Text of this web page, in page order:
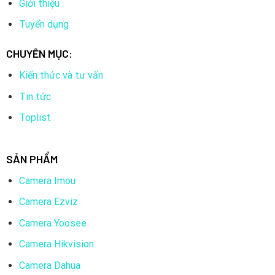
2019: Yoosee trở thành một trong những thương hiệu
camera giám sát phổ biến nhất tại Việt Nam
2020: Yoosee tiếp tục mở rộng thị trường sang các quốc
3.Thông số kỹ thuật nổi bật của Camera Yoosee
Giới thiệu
Tuyển dụng
CHUYÊN MỤC:
Kiến thức và tư vấn
Tin tức
Toplist
SẢN PHẨM
Camera Imou
Camera Ezviz
Camera Yoosee
Camera Hikvision
Camera Dahua